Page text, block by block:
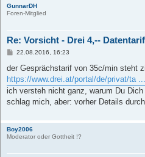
GunnarDH
Foren-Mitglied
Re: Vorsicht - Drei 4,-- Datentarif
B
i
r
a
g
22.08.2016, 16:23
der Gesprächstarif von 35c/min steht
https://www.drei.at/portal/de/privat/ta
ich versteh nicht ganz, warum Du
schlag mich, aber: vorher Details
Boy2006
Moderator oder Gottheit !?